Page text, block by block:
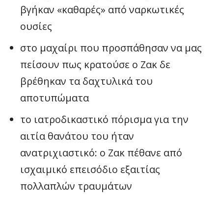
βγήκαν «καθαρές» από ναρκωτικές
ουσίες
στο μαχαίρι που προσπάθησαν να μας
πείσουν πως κρατούσε ο Ζακ δε
βρέθηκαν τα δαχτυλικά του
αποτυπώματα
το ιατροδικαστικό πόρισμα για την
αιτία θανάτου του ήταν
ανατριχιαστικό: ο Ζακ πέθανε από
ισχαιμικό επεισόδιο εξαιτίας
πολλαπλών τραυμάτων